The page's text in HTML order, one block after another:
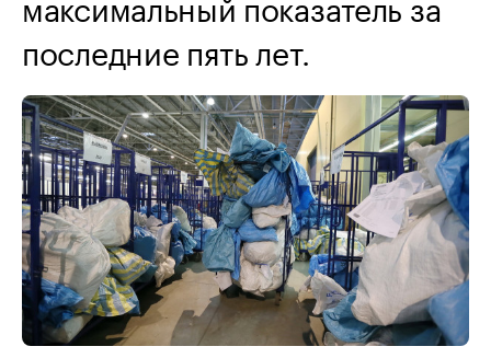
последние пять лет.